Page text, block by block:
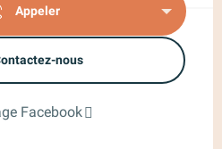
Appeler
nous
Facebook